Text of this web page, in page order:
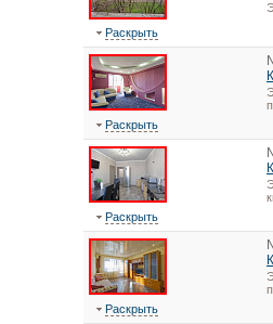
Раскрыть
Раскрыть
Раскрыть
Раскрыть